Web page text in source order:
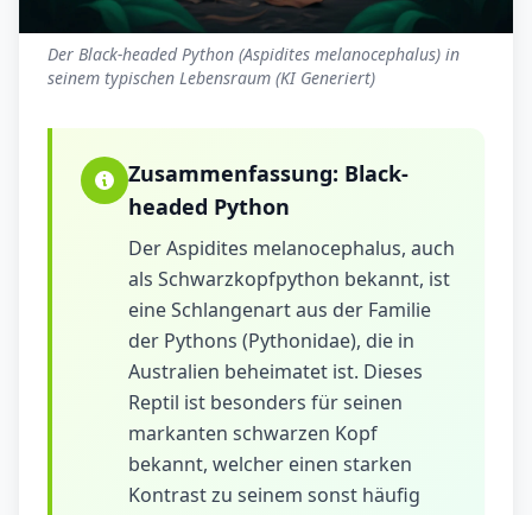
Der Black-headed Python (Aspidites melanocephalus) in
seinem typischen Lebensraum (KI Generiert)
Zusammenfassung: Black-
headed Python
Der Aspidites melanocephalus, auch
als Schwarz­kopf­python bekannt, ist
eine Schlangenart aus der Familie
der Pythons (Pythonidae), die in
Australien beheimatet ist. Dieses
Reptil ist besonders für seinen
markanten schwarzen Kopf
bekannt, welcher einen starken
Kontrast zu seinem sonst häufig